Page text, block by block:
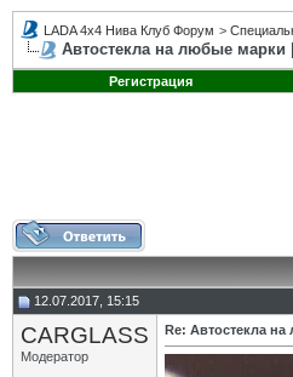
LADA 4x4 Нива Клуб Форум >
Автостекла на любые марки
Регистрация
12.07.2017, 15:15
CARGLASS
Модератор
Re: Автостекла